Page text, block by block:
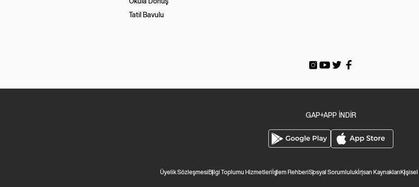
Tatil Bavulu
GAP+APP İNDİR
Üyelik SözleşmesiBilgi Toplumu Hizmetleriİşlem RehberiSosyal Sorumlulukİnsan KaynaklarıKişisel